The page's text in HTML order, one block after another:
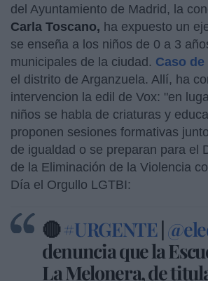
del Ayuntamiento de Madrid, la
Carla Toscano, ha expuesto un
se enseña a los niños de 0 a 3
municipales de la ciudad. Caso
el distrito de Arganzuela. Allí, ha
intervencion la edil de Vox: "en
niños se habla de criaturas y
proponen sesiones formativas
de igualdad o se preparan para el
de la Eliminación de la Violencia
Día el Orgullo LGTBI:
🔴#URGENTE|
denuncia que la
La Melonera, de